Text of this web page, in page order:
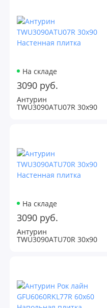
На складе
3090 руб.
Антурин
TWU3090ATU07R 30х90
На складе
3090 руб.
Антурин
TWU3090ATU70R 30х90